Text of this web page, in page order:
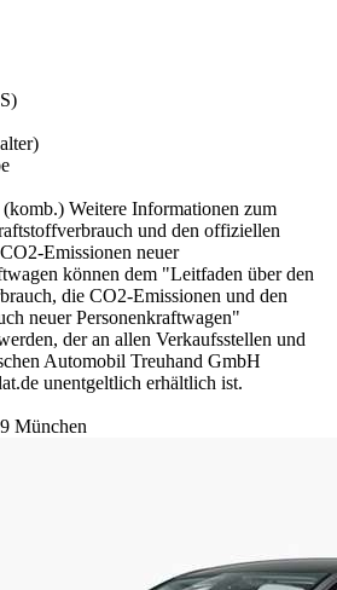
Weitere Informationen zum
und den offiziellen
Emissionen neuer
können dem "Leitfaden über den
die CO2-Emissionen und den
neuer Personenkraftwagen"
der an allen Verkaufsstellen und
Automobil Treuhand GmbH
unentgeltlich erhältlich ist.
München